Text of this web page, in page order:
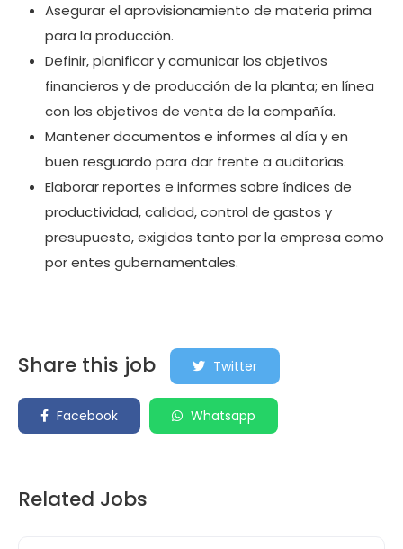
Asegurar el aprovisionamiento de materia prima
para la producción.
Definir, planificar y comunicar los objetivos
financieros y de producción de la planta; en línea
con los objetivos de venta de la compañía.
Mantener documentos e informes al día y en
buen resguardo para dar frente a auditorías.
Elaborar reportes e informes sobre índices de
productividad, calidad, control de gastos y
presupuesto, exigidos tanto por la empresa como
por entes gubernamentales.
Share this job Twitter
Facebook Whatsapp
Related Jobs